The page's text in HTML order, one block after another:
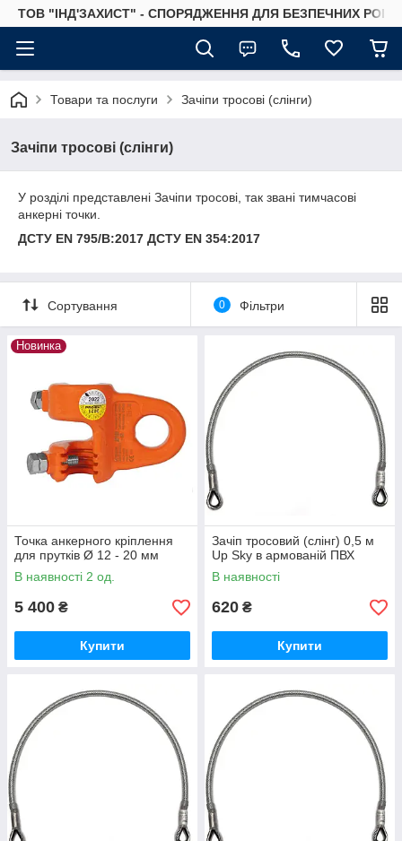
ТОВ "ІНД'ЗАХИСТ" - СПОРЯДЖЕННЯ ДЛЯ БЕЗПЕЧНИХ
Товари та послуги Зачіпи тросові (слінги)
Зачіпи тросові (слінги)
У розділі представлені Зачіпи тросові, так звані тимчасові
анкерні точки.
ДСТУ EN 795/В:2017 ДСТУ EN 354:2017
Сортування 0 Фільтри
Новинка
Точка анкерного кріплення
для прутків Ø 12 - 20 мм
В наявності 2 од.
5 400 ₴
Купити
Зачіп тросовий (слінг) 0,5 м
Up Sky в армованій ПВХ
В наявності
620 ₴
Купити